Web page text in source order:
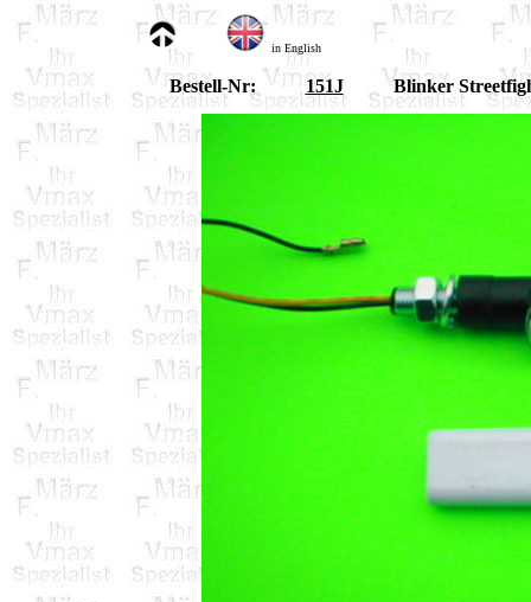
in English
Bestell-Nr: 151J Blinker